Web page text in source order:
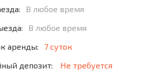
В любое время
В любое время
аренды:
7 суток
депозит:
Не требуется